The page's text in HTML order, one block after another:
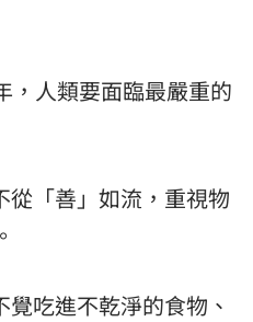
，人類要面臨最嚴重的
從「善」如流，重視物
覺吃進不乾淨的食物、